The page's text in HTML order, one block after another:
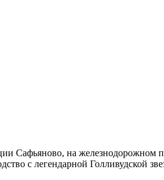
Сафьяново, на железнодорожном
с легендарной Голливудской